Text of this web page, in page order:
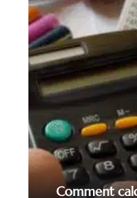
Comment